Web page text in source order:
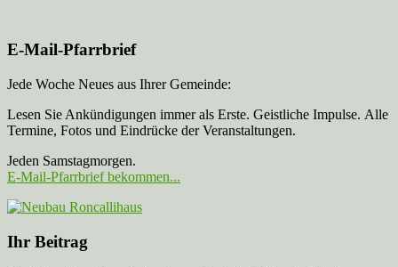
E-Mail-Pfarrbrief
Jede Woche Neues aus Ihrer Gemeinde:
Lesen Sie Ankündigungen immer als Erste. Geistliche Impulse. Alle
Termine, Fotos und Eindrücke der Veranstaltungen.
Jeden Samstagmorgen.
E-Mail-Pfarrbrief bekommen...
Ihr Beitrag